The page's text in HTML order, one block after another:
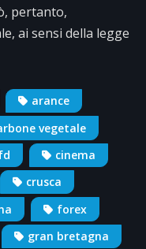
pertanto,
ai sensi della legge
arance
vegetale
cinema
crusca
forex
gran bretagna